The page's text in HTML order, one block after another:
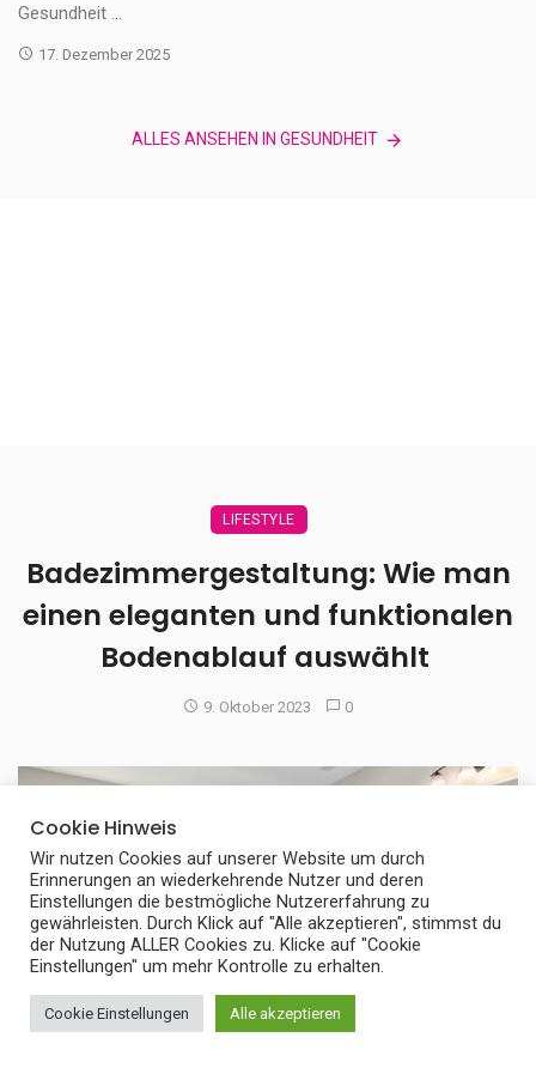
Gesundheit ...
17. Dezember 2025
ALLES ANSEHEN IN GESUNDHEIT
LIFESTYLE
Badezimmergestaltung: Wie man
einen eleganten und funktionalen
Bodenablauf auswählt
9. Oktober 2023 0
Cookie Hinweis
Wir nutzen Cookies auf unserer Website um durch
Erinnerungen an wiederkehrende Nutzer und deren
Einstellungen die bestmögliche Nutzererfahrung zu
gewährleisten. Durch Klick auf "Alle akzeptieren", stimmst du
der Nutzung ALLER Cookies zu. Klicke auf "Cookie
Einstellungen" um mehr Kontrolle zu erhalten.
Cookie Einstellungen Alle akzeptieren